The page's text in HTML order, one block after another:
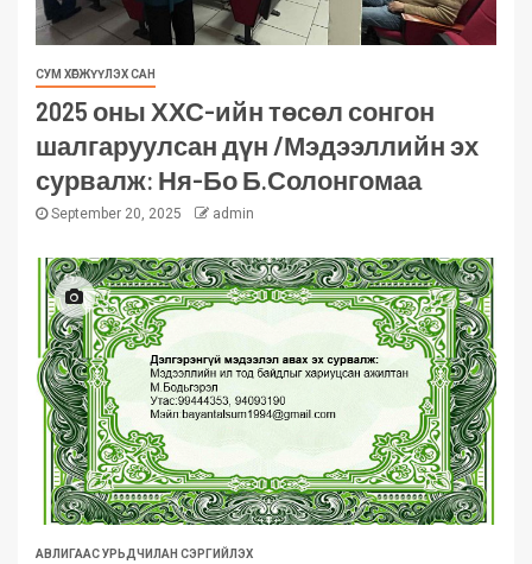
СУМ ХӨГЖҮҮЛЭХ САН
2025 оны ХХС-ийн төсөл сонгон
шалгаруулсан дүн /Мэдээллийн эх
сурвалж: Ня-Бо Б.Солонгомаа
September 20, 2025 admin
АВЛИГААС УРЬДЧИЛАН СЭРГИЙЛЭХ